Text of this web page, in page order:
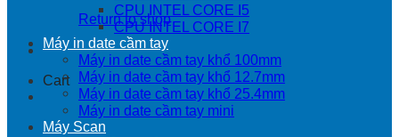
Return to shop
Cart
CPU INTEL CORE I5
CPU INTEL CORE I7
Máy in date cầm tay
Máy in date cầm tay khổ 100mm
Máy in date cầm tay khổ 12.7mm
Máy in date cầm tay khổ 25.4mm
Máy in date cầm tay mini
Máy Scan